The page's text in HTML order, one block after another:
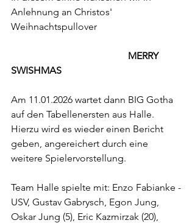
Anlehnung an Christos'
Weihnachtspullover
MERRY
SWISHMAS
Am 11.01.2026 wartet dann BIG Gotha
auf den Tabellenersten aus Halle.
Hierzu wird es wieder einen Bericht
geben, angereichert durch eine
weitere Spielervorstellung.
Team Halle spielte mit: Enzo Fabianke -
USV, Gustav Gabrysch, Egon Jung,
Oskar Jung (5), Eric Kazmirzak (20),